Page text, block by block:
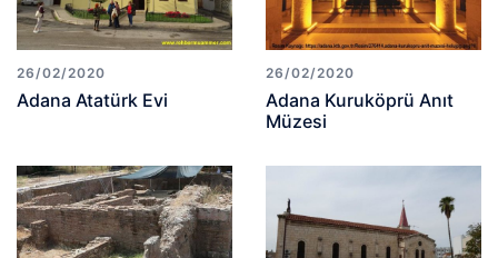
26/02/2020
Adana Atatürk Evi
26/02/2020
Adana Kuruköprü Anıt
Müzesi